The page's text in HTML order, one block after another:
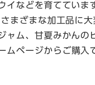
イなどを育てていま
まざまな加工品に大
ム、甘夏みかんの
ムページからご購入